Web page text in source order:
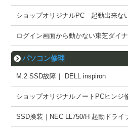
ショップオリジナルPC 起動出来な
ログイン画面から動かない東芝ダイ
パソコン修理
M.2 SSD故障｜ DELL inspiron
ショップオリジナルノートPCヒンジ
SSD換装｜NEC LL750/H 起動ドライ